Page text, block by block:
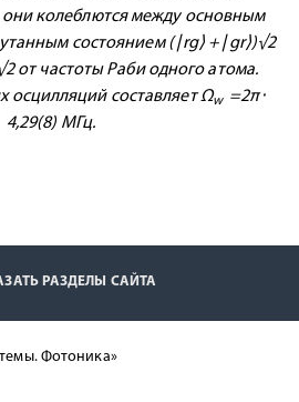
они колеблются между основным
состоянием (∣rg⟩ +∣gr⟩)√2
от частоты Раби одного атома.
осцилляций составляет Ωw​ =2π⋅
4,29(8) МГц.
РАЗДЕЛЫ САЙТА
Фотоника»